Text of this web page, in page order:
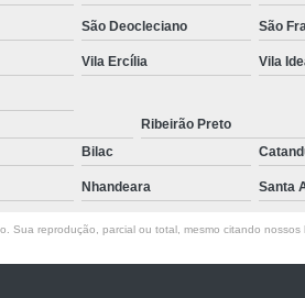
São Deocleciano São
Vila Ercília Vila
Ribeirão Preto
Bilac
Nhandeara Santa
Sua reprodução, parcial ou total, mesmo citando